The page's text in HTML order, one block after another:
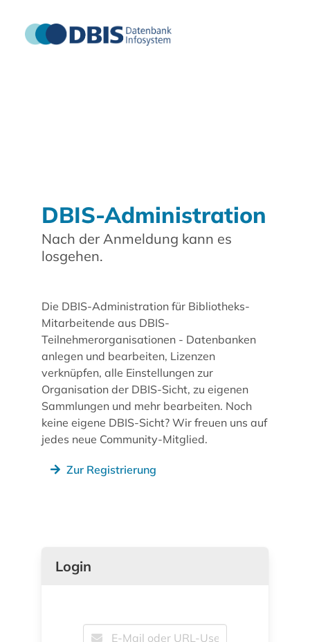
DBIS-Administration
Nach der Anmeldung kann es
losgehen.
Die DBIS-Administration für Bibliotheks-
Mitarbeitende aus DBIS-
Teilnehmerorganisationen - Datenbanken
anlegen und bearbeiten, Lizenzen
verknüpfen, alle Einstellungen zur
Organisation der DBIS-Sicht, zu eigenen
Sammlungen und mehr bearbeiten. Noch
keine eigene DBIS-Sicht? Wir freuen uns auf
jedes neue Community-Mitglied.
Zur Registrierung
Login